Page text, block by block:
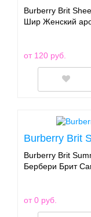
Burberry Brit
Шир Женский
от 120 руб.
Burberry Brit
Burberry Brit
Бербери Брит
от 0 руб.